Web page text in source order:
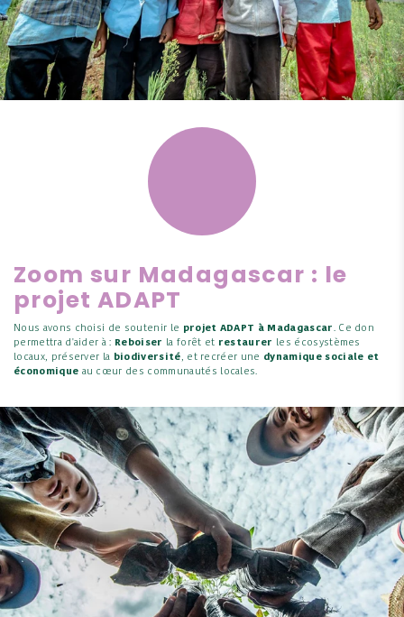
Zoom sur Madagascar : le
projet ADAPT
Nous avons choisi de soutenir le projet ADAPT à Madagascar. Ce don
permettra d'aider à : Reboiser la forêt et restaurer les écosystèmes
locaux, préserver la biodiversité, et recréer une dynamique sociale et
économique au cœur des communautés locales.